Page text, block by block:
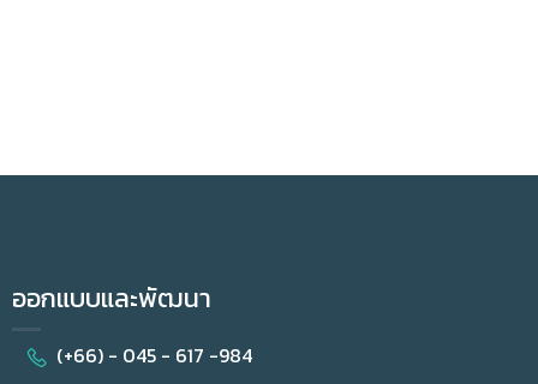
ออกแบบและพัฒนา
(+66) - 045 - 617 -984